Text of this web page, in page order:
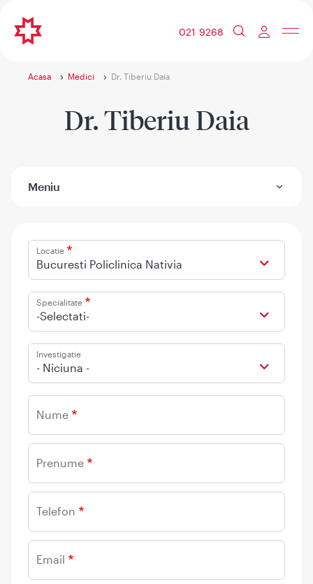
021 9268
Acasa Medici Dr. Tiberiu Daia
Dr. Tiberiu Daia
Meniu
Locatie
Bucuresti Policlinica Nativia
Specialitate
-Selectati-
Investigatie
- Niciuna -
Nume
Prenume
Telefon
Email